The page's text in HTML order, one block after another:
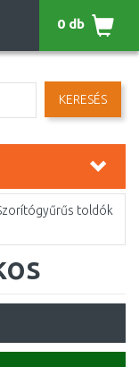
KERESÉS
0 db
toldók